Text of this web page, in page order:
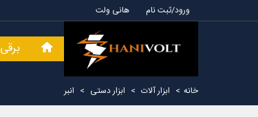
هانی ولت ورود/ثبت نام
برقی
خانه > ابزار آلات > ابزار دستی > انبر